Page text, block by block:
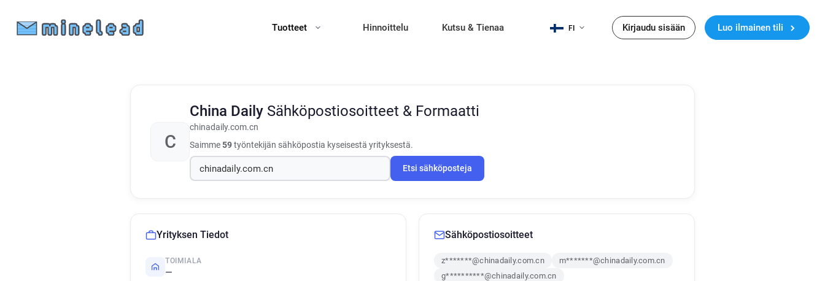
Tuotteet Hinnoittelu Kutsu & Tienaa FI Kirjaudu sisään Luo ilmainen tili
C
China Daily Sähköpostiosoitteet & Formaatti
chinadaily.com.cn
Saimme59työntekijän sähköpostia kyseisestä yrityksestä.
Etsi sähköposteja
Yrityksen Tiedot
TOIMIALA
—
Sähköpostiosoitteet
z*******@chinadaily.com.cn
m*******@chinadaily.com.cn
g**********@chinadaily.com.cn